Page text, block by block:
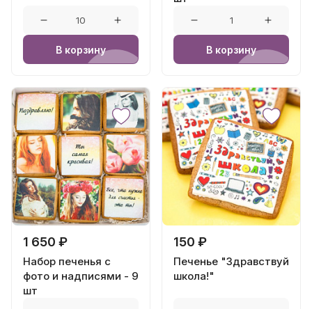
В корзину В корзину
1 650 ₽
Набор печенья с
фото и надписями - 9
шт
150 ₽
Печенье "Здравствуй
школа!"